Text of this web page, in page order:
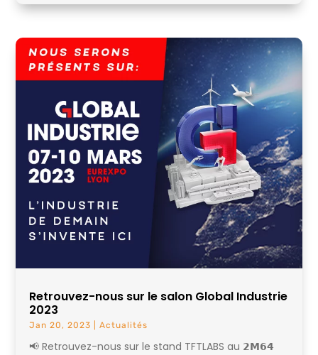
Retrouvez-nous sur le salon Global Industrie
2023
Jan 20, 2023 |Actualités
📢 Retrouvez-nous sur le stand TFTLABS au 𝟮𝗠𝟲𝟰